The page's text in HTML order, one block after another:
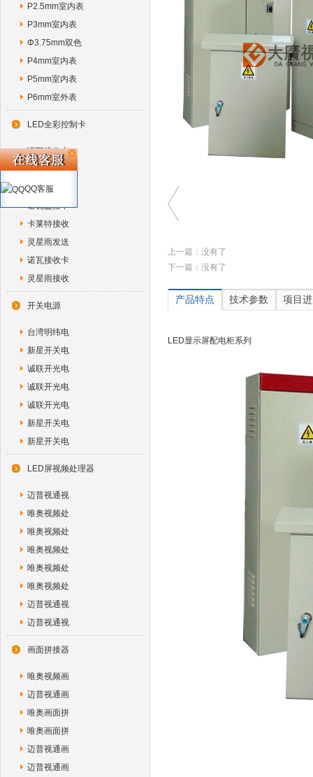
P2.5mm室内表
P3mm室内表
Φ3.75mm双色
P4mm室内表
P5mm室内表
P6mm室外表
LED全彩控制卡
诺瓦接收卡
诺瓦独立控
诺瓦光纤转
诺瓦监控卡
卡莱特接收
灵星雨发送
诺瓦接收卡
灵星雨接收
开关电源
台湾明纬电
新星开关电
诚联开光电
诚联开光电
诚联开光电
新星开关电
新星开关电
LED屏视频处理器
迈普视通视
唯奥视频处
唯奥视频处
唯奥视频处
唯奥视频处
唯奥视频处
迈普视通视
迈普视通视
画面拼接器
唯奥视频画
迈普视通画
唯奥画面拼
唯奥画面拼
迈普视通画
迈普视通画
上一篇：没有了
下一篇：没有了
产品特点 技术参数 项目
LED显示屏配电柜系列
QQ客服